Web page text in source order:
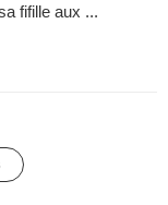
fifille aux ...